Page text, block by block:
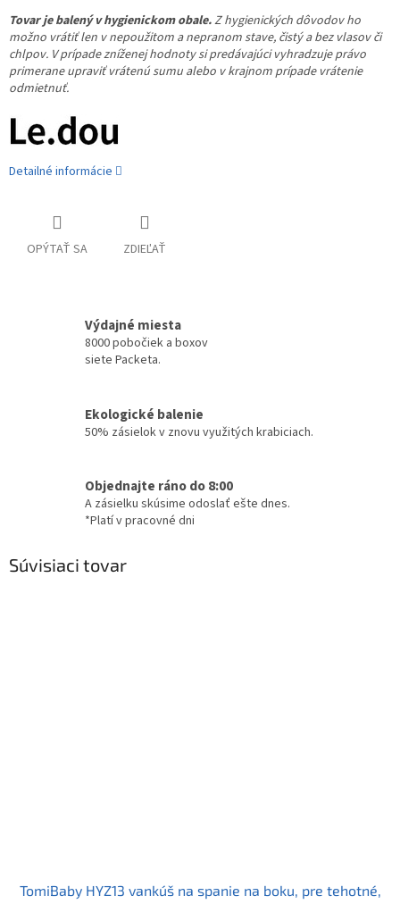
Tovar je balený v hygienickom obale.Z hygienických dôvodov ho
možno vrátiť len v nepoužitom a nepranom stave, čistý a bez vlasov či
chlpov. V prípade zníženej hodnoty si predávajúci vyhradzuje právo
primerane upraviť vrátenú sumu alebo v krajnom prípade vrátenie
odmietnuť.
Detailné informácie
OPÝTAŤ SA ZDIEĽAŤ
Výdajné miesta
8000 pobočiek a boxov
siete Packeta.
Ekologické balenie
50% zásielok v znovu využitých krabiciach.
Objednajte ráno do 8:00
A zásielku skúsime odoslať ešte dnes.
*Platí v pracovné dni
Súvisiaci tovar
TomiBaby HYZ13 vankúš na spanie na boku, pre tehotné,